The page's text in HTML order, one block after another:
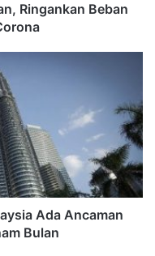
Ringankan Beban
Ada Ancaman
Bulan